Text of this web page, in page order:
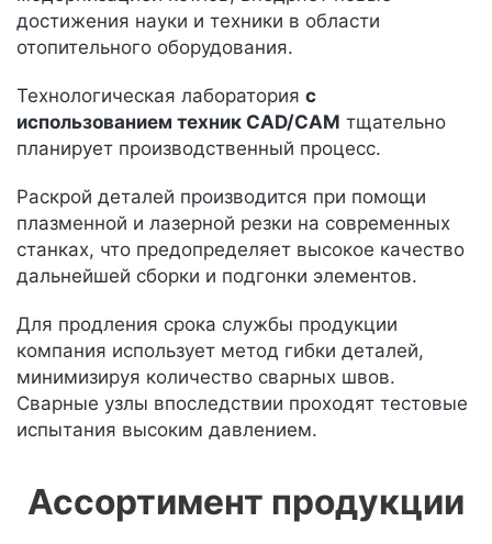
достижения науки и техники в области
отопительного оборудования.
Технологическая лаборатория с
использованием техник CAD/CAM тщательно
планирует производственный процесс.
Раскрой деталей производится при помощи
плазменной и лазерной резки на современных
станках, что предопределяет высокое качество
дальнейшей сборки и подгонки элементов.
Для продления срока службы продукции
компания использует метод гибки деталей,
минимизируя количество сварных швов.
Сварные узлы впоследствии проходят тестовые
испытания высоким давлением.
Ассортимент продукции